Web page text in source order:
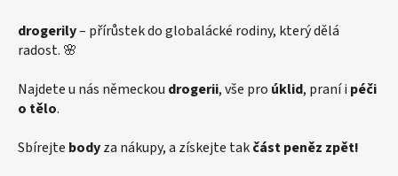
drogerily– přírůstek do globalácké rodiny, který dělá
radost. 🌸
Najdete u nás německou drogerii, vše pro úklid, praní i péči
o tělo.
Sbírejte bodyza nákupy, a získejte takčást peněz zpět!